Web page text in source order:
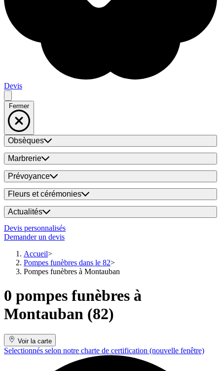
Devis
Fermer
Obsèques
Marbrerie
Prévoyance
Fleurs et cérémonies
Actualités
Devis personnalisés
Demander un devis
Accueil
Pompes funèbres dans le 82
Pompes funèbres à Montauban
0 pompes funèbres à
Montauban (82)
Voir la carte
Selectionnés selon notre charte de certification (nouvelle fenêtre)